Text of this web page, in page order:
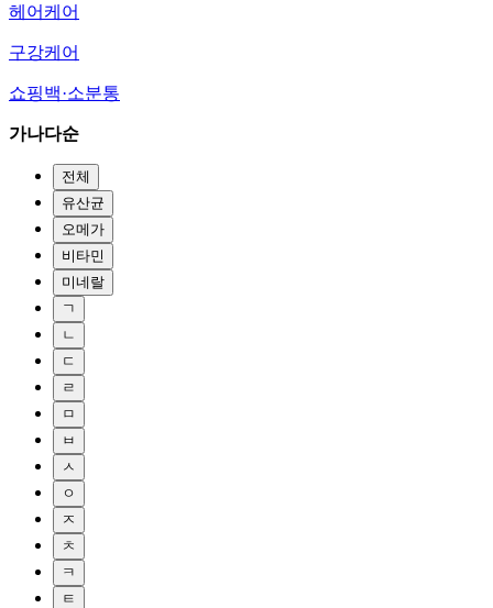
헤어케어
구강케어
쇼핑백·소분통
가나다순
전체
유산균
오메가
비타민
미네랄
ㄱ
ㄴ
ㄷ
ㄹ
ㅁ
ㅂ
ㅅ
ㅇ
ㅈ
ㅊ
ㅋ
ㅌ